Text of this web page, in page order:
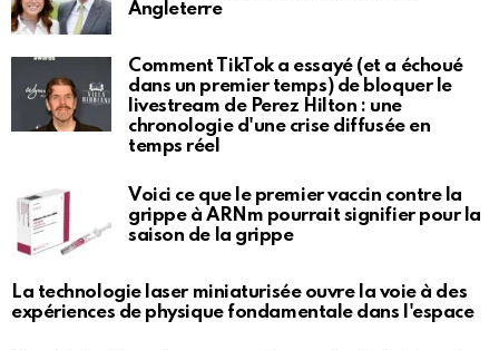
Angleterre
Comment TikTok a essayé (et a échoué
dans un premier temps) de bloquer le
livestream de Perez Hilton : une
chronologie d'une crise diffusée en
temps réel
Voici ce que le premier vaccin contre la
grippe à ARNm pourrait signifier pour la
saison de la grippe
La technologie laser miniaturisée ouvre la voie à des
expériences de physique fondamentale dans l'espace